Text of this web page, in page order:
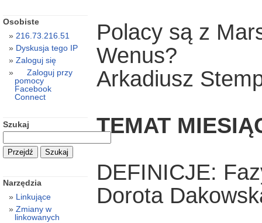
Polacy są z
Wenus?
Arkadiusz
TEMAT
DEFINICJE:
Dorota
Osobiste
216.73.216.51
Dyskusja tego IP
Zaloguj się
Zaloguj przy
pomocy
Facebook
Connect
Szukaj
Narzędzia
Linkujące
Zmiany w
linkowanych